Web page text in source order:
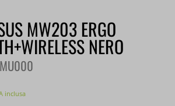
MW203 ERGO
NERO